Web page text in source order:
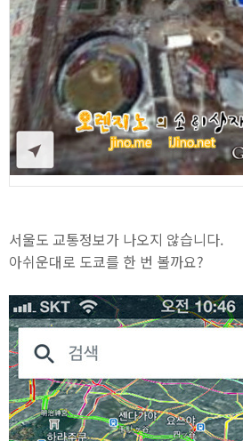
서울도 교통정보가 나오지 않습니다.
아쉬운대로 도쿄를 한 번 볼까요?